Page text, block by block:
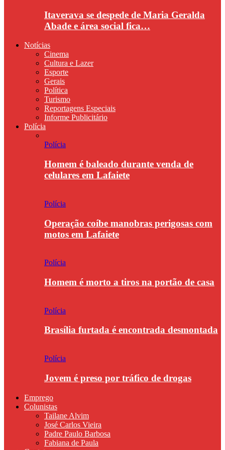
Itaverava se despede de Maria Geralda
Abade e área social fica…
Notícias
Cinema
Cultura e Lazer
Esporte
Gerais
Política
Turismo
Reportagens Especiais
Informe Publicitário
Polícia
Polícia
Homem é baleado durante venda de
celulares em Lafaiete
Polícia
Operação coíbe manobras perigosas com
motos em Lafaiete
Polícia
Homem é morto a tiros na portão de casa
Polícia
Brasília furtada é encontrada desmontada
Polícia
Jovem é preso por tráfico de drogas
Emprego
Colunistas
Tailane Alvim
José Carlos Vieira
Padre Paulo Barbosa
Fabiana de Paula